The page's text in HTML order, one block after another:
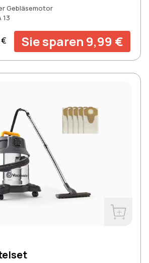
Gebläsemotor
13
Sie sparen 9,99 €